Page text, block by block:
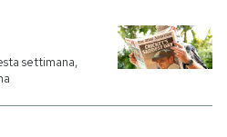
settimana,